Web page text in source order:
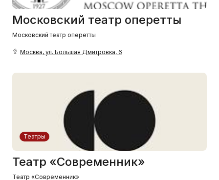
Московский театр оперетты
Московский театр оперетты
Москва, ул. Большая Дмитровка, 6
Театры
Театр «Современник»
Театр «Современник»